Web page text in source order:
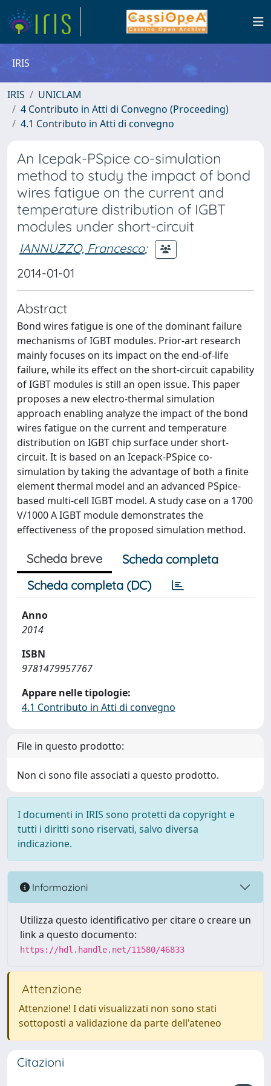
IRIS
IRIS
UNICLAM
4 Contributo in Atti di Convegno (Proceeding)
4.1 Contributo in Atti di convegno
An Icepak-PSpice co-simulation
method to study the impact of bond
wires fatigue on the current and
temperature distribution of IGBT
modules under short-circuit
IANNUZZO, Francesco;
2014-01-01
Abstract
Bond wires fatigue is one of the dominant failure
mechanisms of IGBT modules. Prior-art research
mainly focuses on its impact on the end-of-life
failure, while its effect on the short-circuit capability
of IGBT modules is still an open issue. This paper
proposes a new electro-thermal simulation
approach enabling analyze the impact of the bond
wires fatigue on the current and temperature
distribution on IGBT chip surface under short-
circuit. It is based on an Icepack-PSpice co-
simulation by taking the advantage of both a finite
element thermal model and an advanced PSpice-
based multi-cell IGBT model. A study case on a 1700
V/1000 A IGBT module demonstrates the
effectiveness of the proposed simulation method.
Scheda breve
Scheda completa
Scheda completa (DC)
Anno
2014
ISBN
9781479957767
Appare nelle tipologie:
4.1 Contributo in Atti di convegno
File in questo prodotto:
Non ci sono file associati a questo prodotto.
I documenti in IRIS sono protetti da copyright e
tutti i diritti sono riservati, salvo diversa
indicazione.
Informazioni
Utilizza questo identificativo per citare o creare un
link a questo documento:
https://hdl.handle.net/11580/46833
Attenzione
Attenzione! I dati visualizzati non sono stati
sottoposti a validazione da parte dell'ateneo
Citazioni